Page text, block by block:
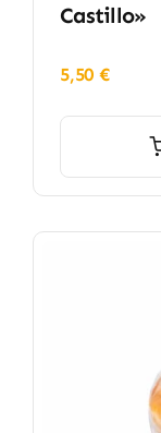
Castillo»
5,50€